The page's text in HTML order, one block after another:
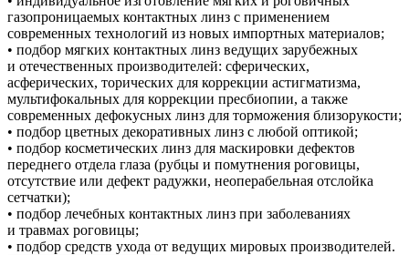
газопроницаемых контактных линз с применением
современных технологий из новых импортных материалов;
• подбор мягких контактных линз ведущих зарубежных
и отечественных производителей: сферических,
асферических, торических для коррекции астигматизма,
мультифокальных для коррекции пресбиопии, а также
современных дефокусных линз для торможения близорукости;
• подбор цветных декоративных линз с любой оптикой;
• подбор косметических линз для маскировки дефектов
переднего отдела глаза (рубцы и помутнения роговицы,
отсутствие или дефект радужки, неоперабельная отслойка
сетчатки);
• подбор лечебных контактных линз при заболеваниях
и травмах роговицы;
• подбор средств ухода от ведущих мировых производителей.